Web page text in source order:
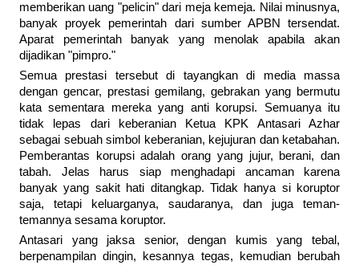
memberikan uang "pelicin" dari meja kemeja. Nilai minusnya,
banyak proyek pemerintah dari sumber APBN tersendat.
Aparat pemerintah banyak yang menolak apabila akan
dijadikan "pimpro."
Semua prestasi tersebut di tayangkan di media massa
dengan gencar, prestasi gemilang, gebrakan yang bermutu
kata sementara mereka yang anti korupsi. Semuanya itu
tidak lepas dari keberanian Ketua KPK Antasari Azhar
sebagai sebuah simbol keberanian, kejujuran dan ketabahan.
Pemberantas korupsi adalah orang yang jujur, berani, dan
tabah. Jelas harus siap menghadapi ancaman karena
banyak yang sakit hati ditangkap. Tidak hanya si koruptor
saja, tetapi keluarganya, saudaranya, dan juga teman-
temannya sesama koruptor.
Antasari yang jaksa senior, dengan kumis yang tebal,
berpenampilan dingin, kesannya tegas, kemudian berubah